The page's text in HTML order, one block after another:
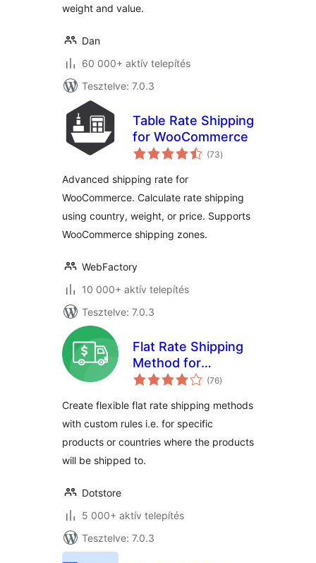
weight and value.
Dan
60 000+ aktív telepítés
Tesztelve: 7.0.3
Table Rate Shipping
for WooCommerce
(73értékelés
összesen
)
Advanced shipping rate for
WooCommerce. Calculate rate shipping
using country, weight, or price. Supports
WooCommerce shipping zones.
WebFactory
10 000+ aktív telepítés
Tesztelve: 7.0.3
Flat Rate Shipping
Method for
WooCommerce
(76értékelés
összesen
)
Create flexible flat rate shipping methods
with custom rules i.e. for specific
products or countries where the products
will be shipped to.
Dotstore
5 000+ aktív telepítés
Tesztelve: 7.0.3